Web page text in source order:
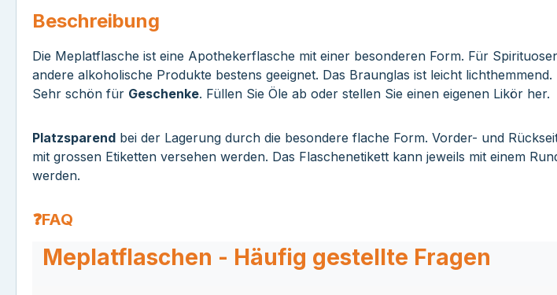
Beschreibung
Die Meplatflasche ist eine Apothekerflasche mit einer besonderen Form. Für
andere alkoholische Produkte bestens geeignet. Das Braunglas ist leicht lichthemmend.
Sehr schön für Geschenke. Füllen Sie Öle ab oder stellen Sie einen eigenen Likör her.
Platzsparend bei der Lagerung durch die besondere flache Form. Vorder- und
mit grossen Etiketten versehen werden. Das Flaschenetikett kann jeweils mit einem
werden.
❓FAQ
Meplatflaschen - Häufig gestellte Fragen